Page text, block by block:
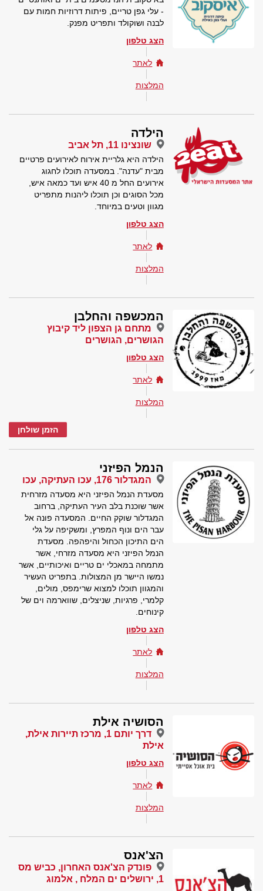
- עלי גפן טריים, פיתות דרוזיות חמות עם
לבנה ושוקולד ותפריט מפנק.
הצג טלפון
לאתר
המלצות
הילדה
שונצינו 11, תל אביב
הילדה היא גלריית אירוח לאירועים פרטיים
מבית "עדנה". במסעדה תוכלו לחגוג
אירועים החל מ 40 איש ועד כמאה איש,
מכל הסוגים וכן תוכלו ליהנות מתפריט
מגוון וטעים במיוחד.
הצג טלפון
לאתר
המלצות
המכשפה והחלבן
מתחם גן הצפון ליד קיבוץ
הגושרים, הגושרים
הצג טלפון
לאתר
המלצות
הזמן שולחן
הנמל הפיזני
המגדלור 176, עכו העתיקה, עכו
מסעדת הנמל הפיזני היא מסעדה מזרחית
אשר שוכנת בלב העיר העתיקה, ברחוב
המגדלור שוקק החיים. המסעדה פונה אל
עבר הים ונוף המפרץ, ומשקיפה על גלי
הים התיכון הכחול והיפהפה. מסעדת
הנמל הפיזני היא מסעדה מזרחי, אשר
מתמחה במאכלי ים טריים ואיכותיים, אשר
נמשו היישר מן המצולות. בתפריט העשיר
והמגוון תוכלו למצוא שרימפס, מולים,
קלמרי, פרגיות, שניצלים, שווארמה וים של
קינוחים.
הצג טלפון
לאתר
המלצות
הסושיה אילת
דרך יותם 1, מרכז תיירות אילת,
אילת
הצג טלפון
לאתר
המלצות
הצ'אנס
פונדק הצ'אנס האחרון, כביש מס
1, ירושלים ים המלח , אלמוג